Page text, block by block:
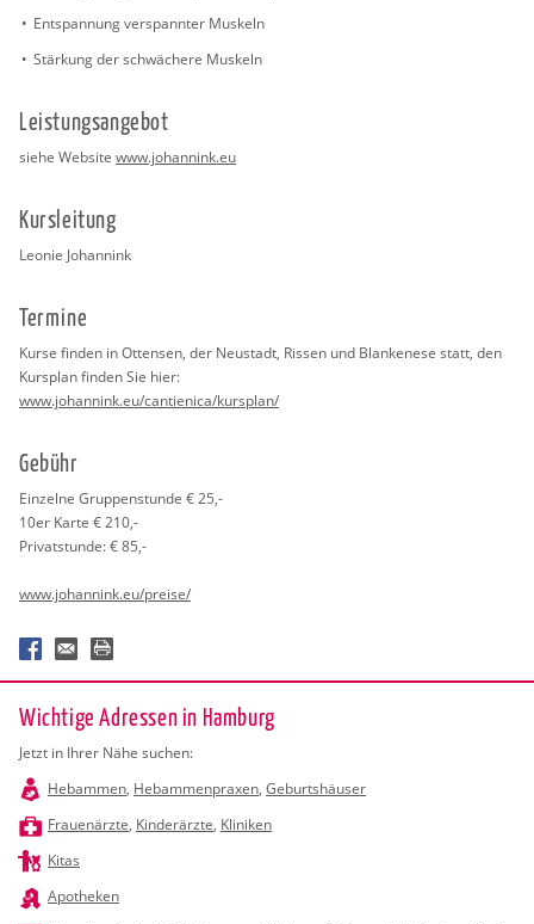
Ent­span­nung ver­spann­ter Mus­keln
Stär­kung der schwä­che­re Mus­keln
Leis­tungs­an­ge­bot
siehe Web­site www.​johannink.​eu
Kurs­lei­tung
Leo­nie Jo­hann­ink
Ter­mi­ne
Kurse fin­den in Ot­ten­sen, der Neu­stadt, Ris­sen und Blan­ke­ne­se statt, den
Kurs­plan fin­den Sie hier:
www.​johannink.​eu/​cantienica/​kursplan/
Ge­bühr
Ein­zel­ne Grup­pen­stun­de € 25,-
10er Karte € 210,-
Pri­vat­stun­de: € 85,-
www.​johannink.​eu/​preise/
Wichtige Adressen in Hamburg
Jetzt in Ihrer Nähe suchen:
Hebammen, Hebammenpraxen, Geburtshäuser
Frauenärzte, Kinderärzte, Kliniken
Kitas
Apotheken